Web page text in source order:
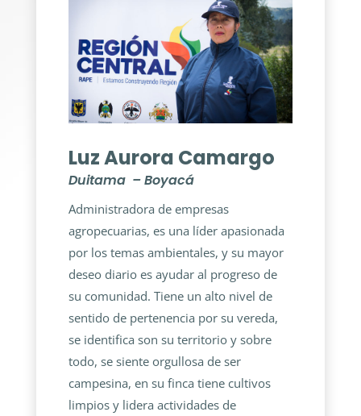
Luz Aurora Camargo
Duitama – Boyacá
Administradora de empresas
agropecuarias, es una líder apasionada
por los temas ambientales, y su mayor
deseo diario es ayudar al progreso de
su comunidad. Tiene un alto nivel de
sentido de pertenencia por su vereda,
se identifica son su territorio y sobre
todo, se siente orgullosa de ser
campesina, en su finca tiene cultivos
limpios y lidera actividades de